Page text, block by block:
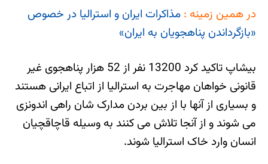
در همین زمینه : مذاکرات ایران و استرالیا در خصوص
«بازگرداندن پناهجویان به ایران»
بیشاپ تاکید کرد 13200 نفر از 52 هزار پناهجوی غیر
قانونی خواهان مهاجرت به استرالیا از اتباع ایرانی هستند
و بسیاری از آنها با از بین بردن مدارک شان راهی اندونزی
می شوند و از آنجا تلاش می کنند به وسیله قاچاقچیان
انسان وارد خاک استرالیا شوند.